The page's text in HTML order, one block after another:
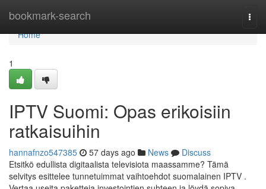
bookmark-search
Home
Home
1
IPTV Suomi: Opas erikoisiin
ratkaisuihin
hannafnzo547385 57 days ago News
Discuss
Etsitkö edullista digitaalista televisiota maassamme? Tämä
selvitys esittelee tunnetuimmat vaihtoehdot suomalainen IPTV .